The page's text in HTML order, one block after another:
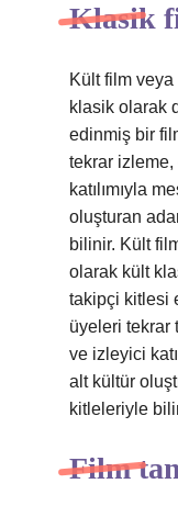
Klasik
Kült film
klasik olarak
edinmiş bir
tekrar izleme,
katılımıyla
oluşturan
bilinir. Kült
olarak kült
takipçi kitlesi
üyeleri tekrar
ve izleyici
alt kültür
kitleleriyle
Film